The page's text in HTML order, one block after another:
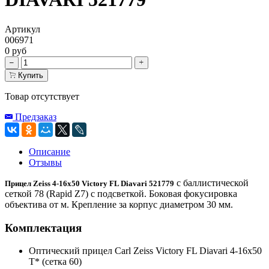
Артикул
006971
0 руб
Купить
Товар отсутствует
Предзаказ
Описание
Отзывы
Прицел Zeiss 4-16x50 Victory FL Diavari 521779 с баллистической
сеткой 78 (Rapid Z7) с подсветкой. Боковая фокусировка
объектива от м. Крепление за корпус диаметром 30 мм.
Комплектация
Оптический прицел Carl Zeiss Victory FL Diavari 4-16x50
T* (сетка 60)